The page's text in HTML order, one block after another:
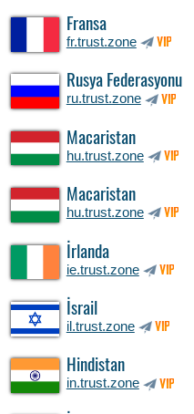
Fransa
fr.trust.zone VIP
Rusya Federasyonu
ru.trust.zone VIP
Macaristan
hu.trust.zone VIP
Macaristan
hu.trust.zone VIP
İrlanda
ie.trust.zone VIP
İsrail
il.trust.zone VIP
Hindistan
in.trust.zone VIP